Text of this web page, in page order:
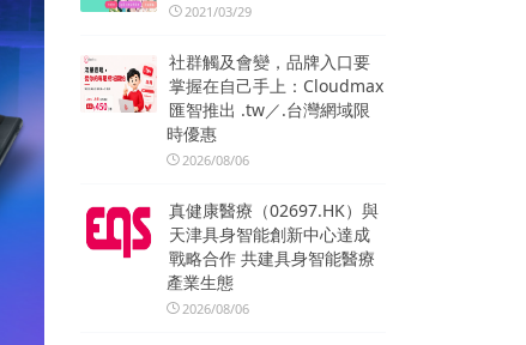
2021/03/29
社群觸及會變，品牌入口要
掌握在自己手上：Cloudmax
匯智推出 .tw／.台灣網域限
時優惠
2026/08/06
真健康醫療（02697.HK）與
天津具身智能創新中心達成
戰略合作 共建具身智能醫療
產業生態
2026/08/06